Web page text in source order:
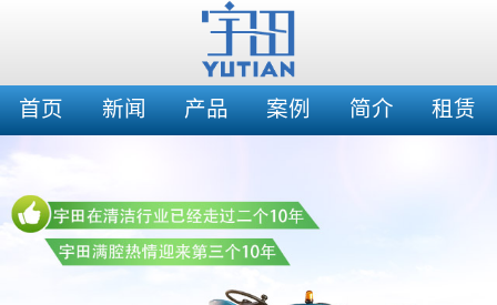
首页 新闻 产品 案例 简介 租赁